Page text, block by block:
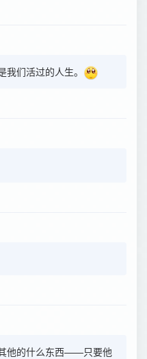
们活过的人生。
他的什么东西——只要他